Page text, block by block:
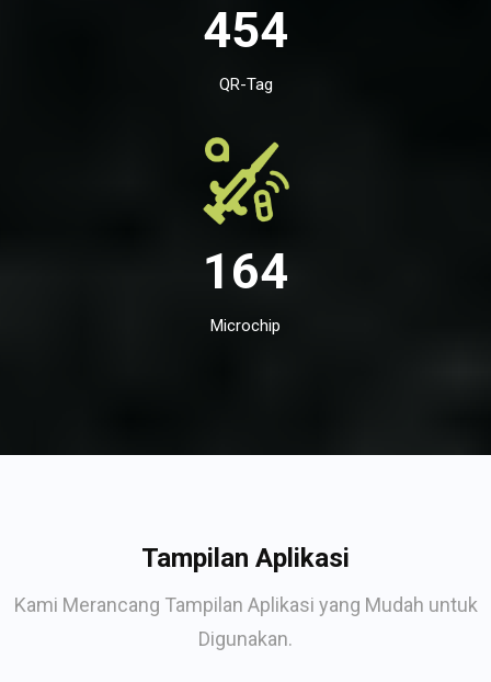
454
QR-Tag
164
Microchip
Tampilan Aplikasi
Kami Merancang Tampilan Aplikasi yang Mudah untuk
Digunakan.